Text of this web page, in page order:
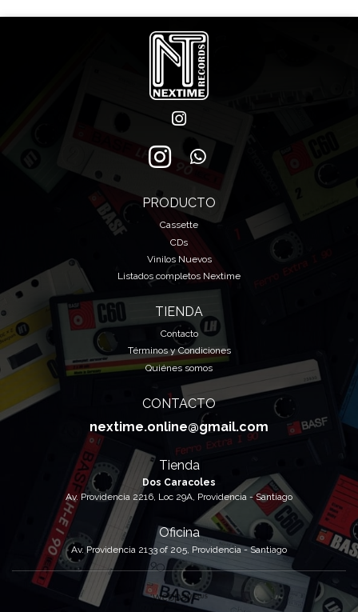
PRODUCTO
Cassette
CDs
Vinilos Nuevos
Listados completos Nextime
TIENDA
Contacto
Términos y Condiciones
Quiénes somos
CONTACTO
nextime.online@gmail.com
Tienda
Dos Caracoles
Av. Providencia 2216, Loc 29A, Providencia - Santiago
Oficina
Av. Providencia 2133 of 205, Providencia - Santiago